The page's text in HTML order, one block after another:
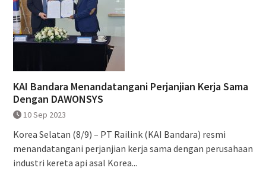
KAI Bandara Menandatangani Perjanjian Kerja Sama
Dengan DAWONSYS
10 Sep 2023
Korea Selatan (8/9) – PT Railink (KAI Bandara) resmi
menandatangani perjanjian kerja sama dengan perusahaan
industri kereta api asal Korea...